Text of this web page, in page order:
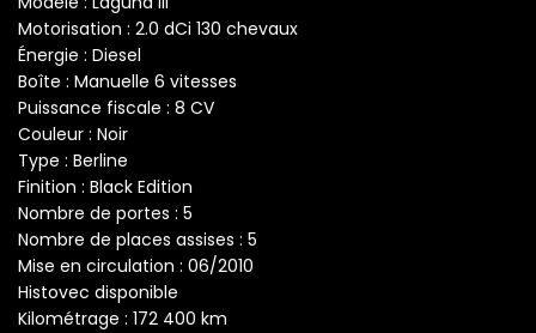
Motorisation : 2.0 dCi 130 chevaux
Énergie : Diesel
Boîte : Manuelle 6 vitesses
Puissance fiscale : 8 CV
Couleur : Noir
Type : Berline
Finition : Black Edition
Nombre de portes : 5
Nombre de places assises : 5
Mise en circulation : 06/2010
Histovec disponible
Kilométrage : 172 400 km